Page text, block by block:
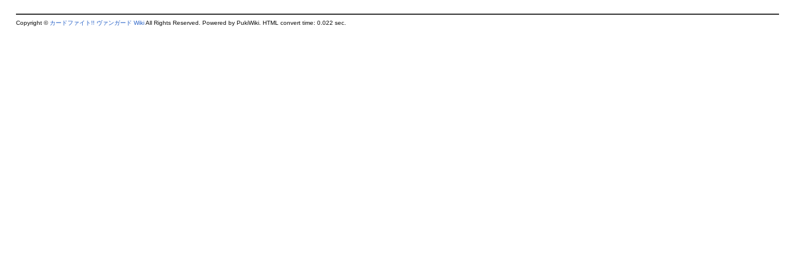
Copyright © カードファイト!! ヴァンガード WikiAll Rights Reserved. Powered by PukiWiki. HTML convert time: 0.022 sec.